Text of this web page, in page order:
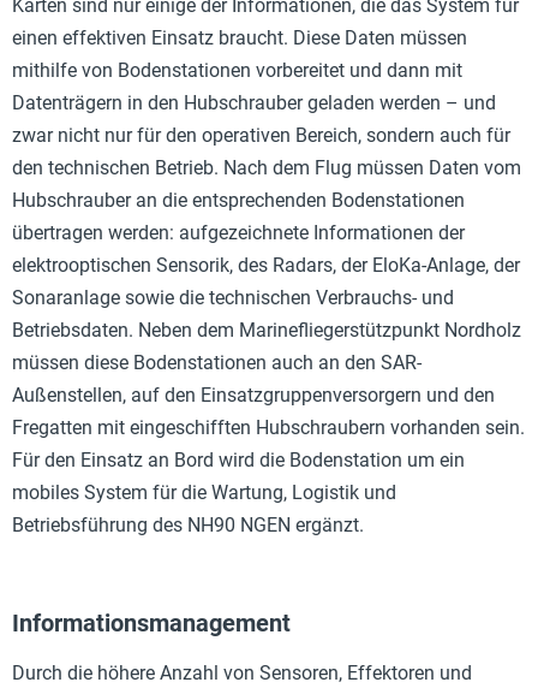
Karten sind nur einige der Informationen, die das System für
einen effektiven Einsatz braucht. Diese Daten müssen
mithilfe von Bodenstationen vorbereitet und dann mit
Datenträgern in den Hubschrauber geladen werden – und
zwar nicht nur für den operativen Bereich, sondern auch für
den technischen Betrieb. Nach dem Flug müssen Daten vom
Hubschrauber an die entsprechenden Bodenstationen
übertragen werden: aufgezeichnete Informationen der
elektrooptischen Sensorik, des Radars, der EloKa-Anlage, der
Sonaranlage sowie die technischen Verbrauchs- und
Betriebsdaten. Neben dem Marinefliegerstützpunkt Nordholz
müssen diese Bodenstationen auch an den SAR-
Außenstellen, auf den Einsatzgruppenversorgern und den
Fregatten mit eingeschifften Hubschraubern vorhanden sein.
Für den Einsatz an Bord wird die Bodenstation um ein
mobiles System für die Wartung, Logistik und
Betriebsführung des NH90 NGEN ergänzt.
Informationsmanagement
Durch die höhere Anzahl von Sensoren, Effektoren und